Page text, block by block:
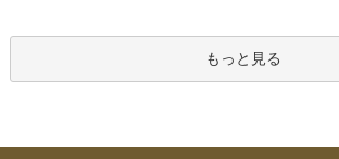
もっと見る